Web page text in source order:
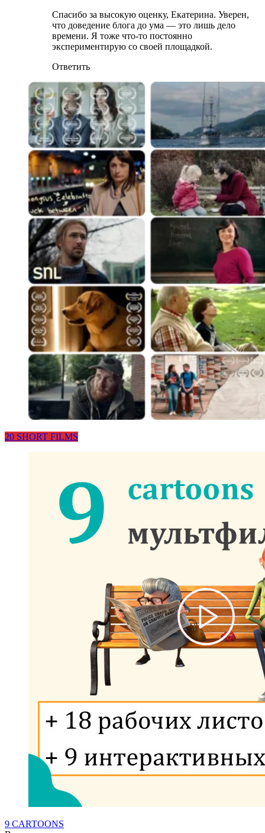
Спасибо за высокую оценку, Екатерина. Уверен,
что доведение блога до ума — это лишь дело
времени. Я тоже что-то постоянно
экспериментирую со своей площадкой.
Ответить
20 SHORT FILMS
9 CARTOONS